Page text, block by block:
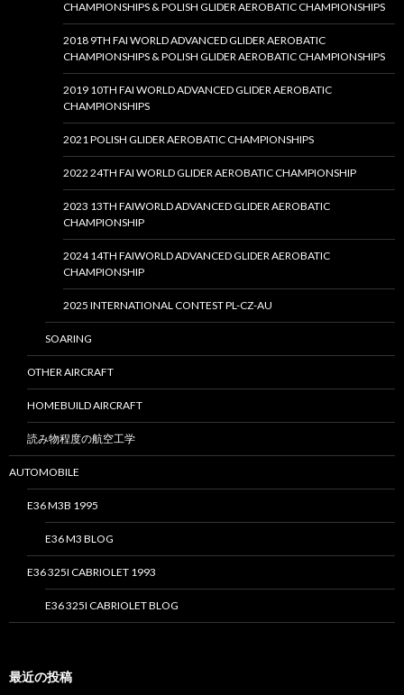
CHAMPIONSHIPS & POLISH GLIDER AEROBATIC CHAMPIONSHIPS
2018 9TH FAI WORLD ADVANCED GLIDER AEROBATIC
CHAMPIONSHIPS & POLISH GLIDER AEROBATIC CHAMPIONSHIPS
2019 10TH FAI WORLD ADVANCED GLIDER AEROBATIC
CHAMPIONSHIPS
2021 POLISH GLIDER AEROBATIC CHAMPIONSHIPS
2022 24TH FAI WORLD GLIDER AEROBATIC CHAMPIONSHIP
2023 13TH FAIWORLD ADVANCED GLIDER AEROBATIC
CHAMPIONSHIP
2024 14TH FAIWORLD ADVANCED GLIDER AEROBATIC
CHAMPIONSHIP
2025 INTERNATIONAL CONTEST PL-CZ-AU
SOARING
OTHER AIRCRAFT
HOMEBUILD AIRCRAFT
読み物程度の航空工学
AUTOMOBILE
E36 M3B 1995
E36 M3 BLOG
E36 325I CABRIOLET 1993
E36 325I CABRIOLET BLOG
最近の投稿